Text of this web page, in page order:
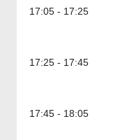
17:05 - 17:25
17:25 - 17:45
17:45 - 18:05